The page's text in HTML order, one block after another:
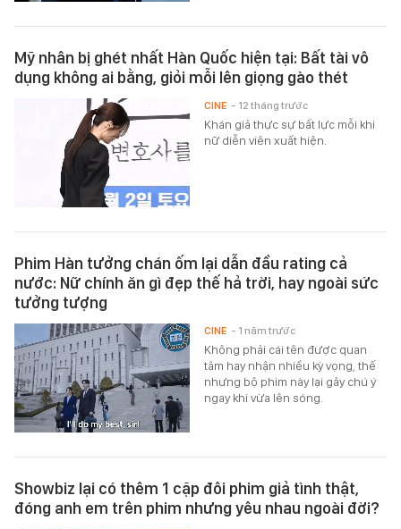
Mỹ nhân bị ghét nhất Hàn Quốc hiện tại: Bất tài vô
dụng không ai bằng, giỏi mỗi lên giọng gào thét
Khán giả thực sự bất lực mỗi khi
nữ diễn viên xuất hiện.
CINE - 12 tháng trước
Phim Hàn tưởng chán ốm lại dẫn đầu rating cả
nước: Nữ chính ăn gì đẹp thế hả trời, hay ngoài sức
tưởng tượng
Không phải cái tên được quan
tâm hay nhận nhiều kỳ vọng, thế
nhưng bộ phim này lại gây chú ý
ngay khi vừa lên sóng.
CINE - 1 năm trước
Showbiz lại có thêm 1 cặp đôi phim giả tình thật,
đóng anh em trên phim nhưng yêu nhau ngoài đời?